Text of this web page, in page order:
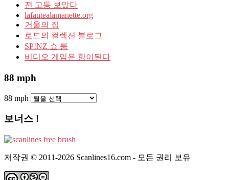
전 고등 보았다
lafautealamanette.org
거울의 집
로드의 컬렉션 블로그
SP!NZ 쇼 룸
비디오 게임은 힘이된다
88 mph
88 mph
보너스 !
저작권 © 2011-2026 Scanlines16.com - 모든 권리 보유